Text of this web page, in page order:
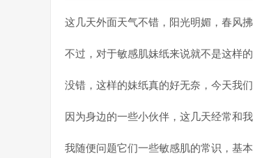
这几天外面天气不错，阳光明媚，春风拂
不过，对于敏感肌妹纸来说就不是这样
没错，这样的妹纸真的好无奈，今天我们
因为身边的一些小伙伴，这几天经常和
我随便问题它们一些敏感肌的常识，基